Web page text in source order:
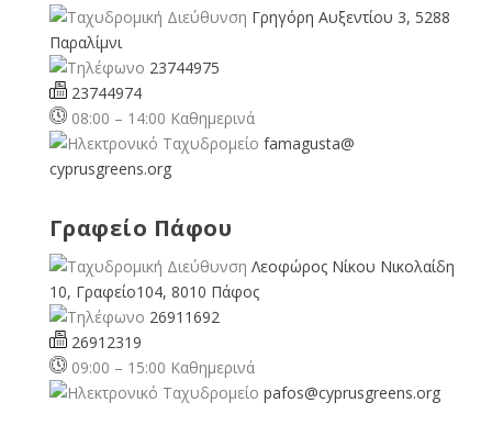
Γρηγόρη Αυξεντίου 3, 5288
Παραλίμνι
23744975
23744974
08:00 – 14:00 Καθημερινά
famagusta@
cyprusgreens.org
Γραφείο Πάφου
Λεοφώρος Νίκου Νικολαίδη
10, Γραφείο104, 8010 Πάφος
26911692
26912319
09:00 – 15:00 Καθημερινά
pafos@cyprusgreens.org